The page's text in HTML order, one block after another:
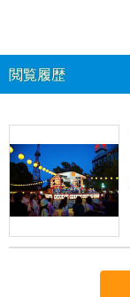
閲覧履歴